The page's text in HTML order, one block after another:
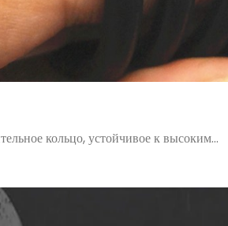
кольцо, устойчивое к высоким